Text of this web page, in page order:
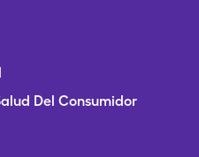
Del Consumidor